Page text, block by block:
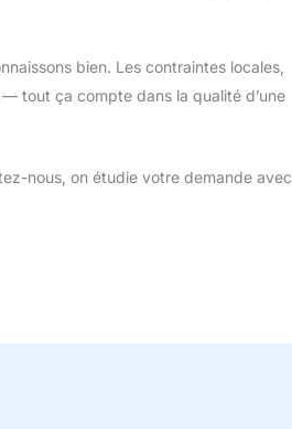
bien. Les contraintes locales,
tout ça compte dans la qualité d’une
nous, on étudie votre demande avec